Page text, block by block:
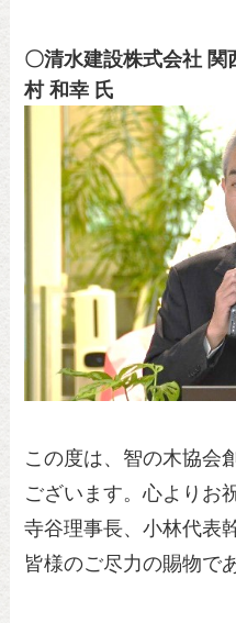
〇清水建設株式会社
村 和幸 氏
この度は、智の木協会
ございます。心よりお
寺谷理事長、小林代表
皆様のご尽力の賜物で